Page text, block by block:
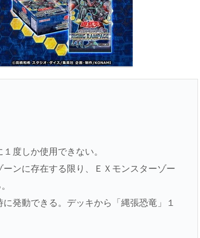
度しか使用できない。
ンに存在する限り、ＥＸモンスターゾー
発動できる。デッキから「縄張恐竜」１